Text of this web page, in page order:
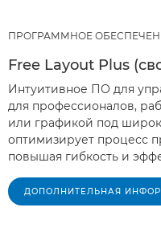
ПРОГРАММНОЕ
Free Layout Plus
Интуитивное ПО для
для профессионалов,
или графикой под
оптимизирует процесс
повышая гибкость и
ДОПОЛНИТЕЛЬНАЯ